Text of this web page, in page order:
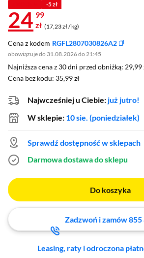
-5 zł
24 99
zł (17,23 zł / kg)
Cena z kodem RGFL2807030826A2
obowiązuje do 31.08.2026 do 21:45
Najniższa cena z 30 dni przed obniżką: 29,99
Najniższa cena z 30 dni przed obniżką: 29,99
Cena bez kodu: 35,99 zł
Cena bez kodu: 35,99 zł
Najwcześniej u Ciebie: już jutro!
W sklepie: 10 sie. (poniedziałek)
Sprawdź dostępność w sklepach
Darmowa dostawa do sklepu
Do koszyka
Zadzwoń i zamów 855
Leasing, raty i odroczona